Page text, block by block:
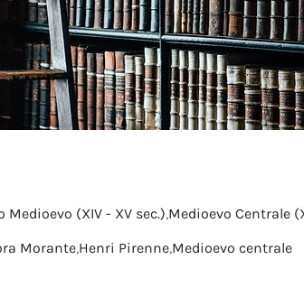
Medioevo (XIV - XV sec.),Medioevo Centrale
Morante,Henri Pirenne,Medioevo centrale